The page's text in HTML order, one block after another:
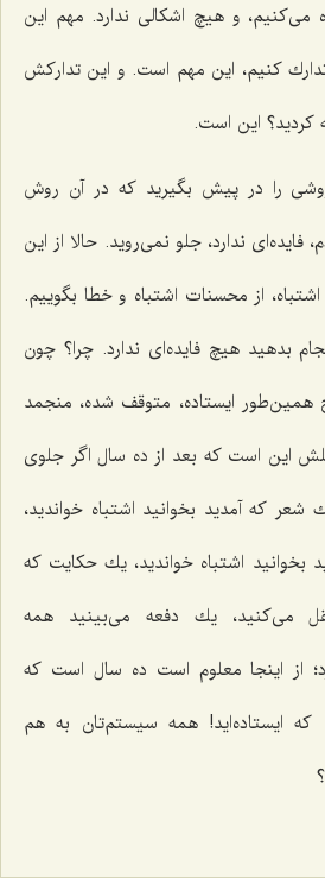
و هیچ اشكالی ندارد. مهم این
كنیم، این مهم است. و این تداركش
كردید؟ این است.
را در پیش بگیرید كه در آن روش
ندارد، جلو نمی‌روید. حالا از این
از محسنات اشتباه و خطا بگوییم.
بدهید هیچ فایده‌ای ندارد. چرا؟ چون
ایستاده، متوقف شده، منجمد
این است كه بعد از ده سال اگر جلوی
شعر كه آمدید بخوانید اشتباه خواندید،
بخوانید اشتباه خواندید، یك حكایت كه
می‌كنید، یك دفعه می‌بینید همه
از اینجا معلوم است ده سال است كه
كه ایستاده‌اید! همه سیستم‌تان به هم